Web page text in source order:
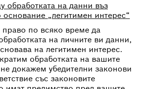
обработката на данни въз
„легитимен интерес“
по всяко време да
на личните ви данни,
на легитимен интерес.
обработката на вашите
докажем убедителни законови
със законовите